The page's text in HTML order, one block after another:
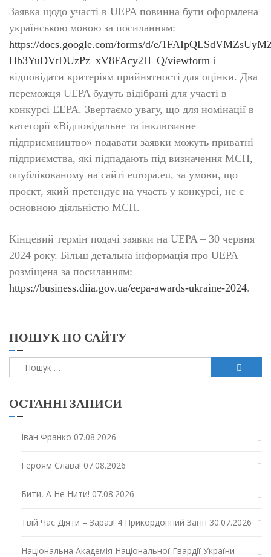
Заявка щодо участі в UEPA повинна бути оформлена
українською мовою за посиланням:
https://docs.google.com/forms/d/e/
Hb3YuDVtDUzPz_xV8FAcy2H_Q/viewform і
відповідати критеріям прийнятності для оцінки. Два
переможця UEPA будуть відібрані для участі в
конкурсі EEPA. Звертаємо увагу, що для номінації в
категорії «Відповідальне та інклюзивне
підприємництво» подавати заявки можуть приватні
підприємства, які підпадають під визначення МСП,
опублікованому на сайті europa.eu, за умови, що
проєкт, який претендує на участь у конкурсі, не є
основною діяльністю МСП.
Кінцевий термін подачі заявки на UEPA – 30 червня
2024 року. Більш детальна інформація про UEPA
розміщена за посиланням:
https://business.diia.gov.ua/eepa-awards-ukraine-2024.
ПОШУК ПО САЙТУ
Пошук:
ОСТАННІ ЗАПИСИ
Іван Франко 07.08.2026
Героям Слава! 07.08.2026
Бити, А Не Нити! 07.08.2026
Твій Час Діяти – Зараз! 4 Прикордонний Загін 30.07.2026
Національна Академія Національної Гвардії України